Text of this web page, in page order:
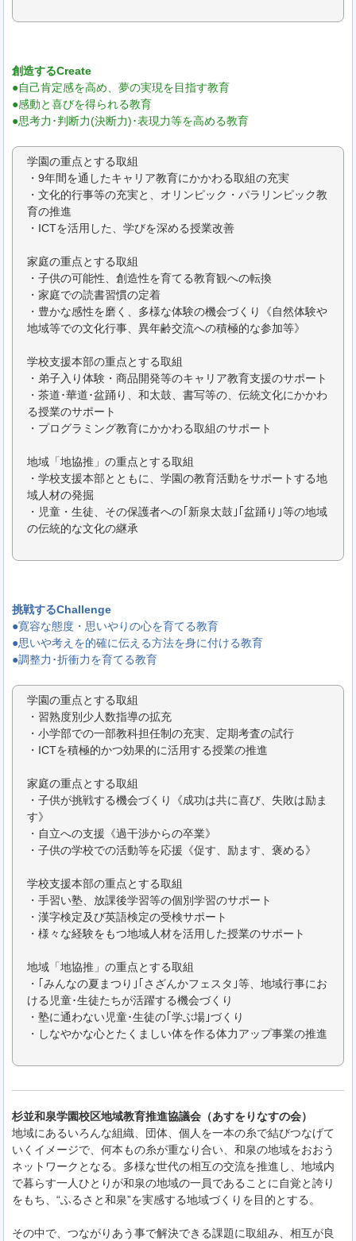
創造するCreate
●自己肯定感を高め、夢の実現を目指す教育
●感動と喜びを得られる教育
●思考力･判断力(決断力)･表現力等を高める教育
学園の重点とする取組
・9年間を通したキャリア教育にかかわる取組の充実
・文化的行事等の充実と、オリンピック・パラリンピック教
育の推進
・ICTを活用した、学びを深める授業改善
家庭の重点とする取組
・子供の可能性、創造性を育てる教育観への転換
・家庭での読書習慣の定着
・豊かな感性を磨く、多様な体験の機会づくり《自然体験や
地域等での文化行事、異年齢交流への積極的な参加等》
学校支援本部の重点とする取組
・弟子入り体験・商品開発等のキャリア教育支援のサポート
・茶道･華道･盆踊り、和太鼓、書写等の、伝統文化にかかわ
る授業のサポート
・プログラミング教育にかかわる取組のサポート
地域「地協推」の重点とする取組
・学校支援本部とともに、学園の教育活動をサポートする地
域人材の発掘
・児童・生徒、その保護者への｢新泉太鼓｣｢盆踊り｣等の地域
の伝統的な文化の継承
挑戦するChallenge
●寛容な態度・思いやりの心を育てる教育
●思いや考えを的確に伝える方法を身に付ける教育
●調整力･折衝力を育てる教育
学園の重点とする取組
・習熟度別少人数指導の拡充
・小学部での一部教科担任制の充実、定期考査の試行
・ICTを積極的かつ効果的に活用する授業の推進
家庭の重点とする取組
・子供が挑戦する機会づくり《成功は共に喜び、失敗は励ま
す》
・自立への支援《過干渉からの卒業》
・子供の学校での活動等を応援《促す、励ます、褒める》
学校支援本部の重点とする取組
・手習い塾、放課後学習等の個別学習のサポート
・漢字検定及び英語検定の受検サポート
・様々な経験をもつ地域人材を活用した授業のサポート
地域「地協推」の重点とする取組
・｢みんなの夏まつり｣｢さざんかフェスタ｣等、地域行事にお
ける児童･生徒たちが活躍する機会づくり
・塾に通わない児童･生徒の｢学ぶ場｣づくり
・しなやかな心とたくましい体を作る体力アップ事業の推進
杉並和泉学園校区地域教育推進協議会（あすをりなすの会）
地域にあるいろんな組織、団体、個人を一本の糸で結びつなげて
いくイメージで、何本もの糸が重なり合い、和泉の地域をおおう
ネットワークとなる。多様な世代の相互の交流を推進し、地域内
で暮らす一人ひとりが和泉の地域の一員であることに自覚と誇り
をもち、“ふるさと和泉”を実感する地域づくりを目的とする。
その中で、つながりあう事で解決できる課題に取組み、相互が良